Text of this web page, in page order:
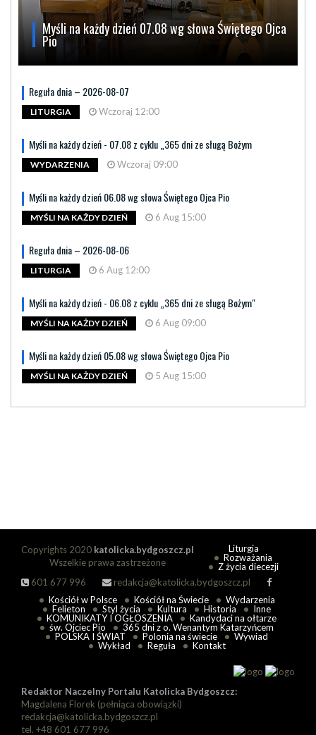
Myśli na każdy dzień 07.08 wg słowa Świętego Ojca
Pio
Reguła dnia – 2026-08-07
LITURGIA Wczoraj 12:00
Myśli na każdy dzień - 07.08 z cyklu „365 dni ze sługą Bożym
WYDARZENIA Wczoraj 09:00
Myśli na każdy dzień 06.08 wg słowa Świętego Ojca Pio
MYŚLI NA KAŻDY DZIEŃ 6 Aug 15:00
Reguła dnia – 2026-08-06
LITURGIA 6 Aug 12:00
Myśli na każdy dzień - 06.08 z cyklu „365 dni ze sługą Bożym"
MYŚLI NA KAŻDY DZIEŃ 6 Aug 09:00
Myśli na każdy dzień 05.08 wg słowa Świętego Ojca Pio
MYŚLI NA KAŻDY DZIEŃ 5 Aug 15:00
Copyrights 2020 katolicka.bydgoszcz.pl
Wszelkie prawa zastrzeżone
601 677 996
redakcja@katolicka.bydgoszcz.pl
Liturgia
Rozważania
Z życia diecezji
Kościół w Polsce Kościół na Świecie
Wydarzenia
Felieton
Styl życia Kultura Historia
Inne
KOMUNIKATY I OGŁOSZENIA
Kandydaci na ołtarze
św. Ojciec Pio
365 dni z o. Wenantym Katarzyńcem
POLSKA I ŚWIAT
Polonia na świecie
Wywiad
Wykład
Reguła Kontakt
Redaktor Naczelny Portalu Katolicka Bydgoszcz:
Magdalena Florek (pełniąca obowiązki)
redakcja@katolicka.bydgoszcz.pl
tel. +48 601 677 996